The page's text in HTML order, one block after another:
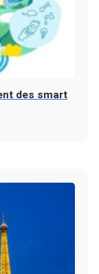
des smart